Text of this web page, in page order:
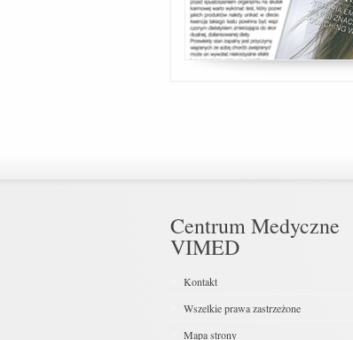
Centrum Medyczne
VIMED
Kontakt
Wszelkie prawa zastrzeżone
Mapa strony